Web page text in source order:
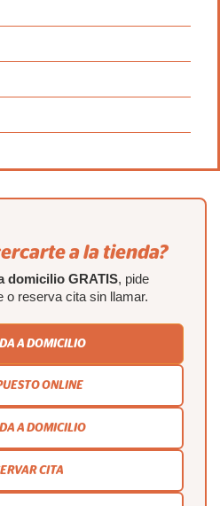
a la tienda?
domicilio GRATIS, pide
o reserva cita sin llamar.
A DOMICILIO
ONLINE
A DOMICILIO
CITA